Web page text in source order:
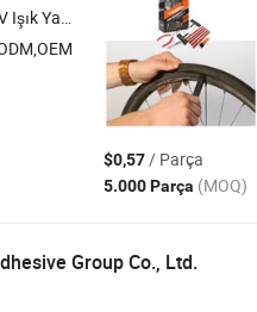
ve Macun , Far Yenileme Kiti
$0,57/ Parça
5.000 Parça (MOQ)
Group Co., Ltd.